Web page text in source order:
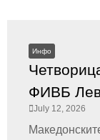
Инфо
ФИВБ
July 12, 2026